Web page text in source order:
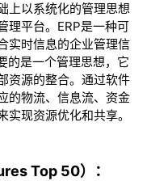
上以系统化的管理思想
理平台。ERP是一种可
实时信息的企业管理信
的是一个管理思想，它
资源的整合。通过软件
的物流、信息流、资金
现资源优化和共享。
Top 50）：